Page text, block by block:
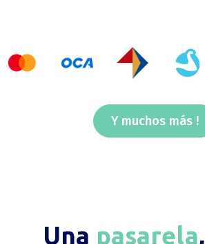
Y muchos más!
Una pasarela,